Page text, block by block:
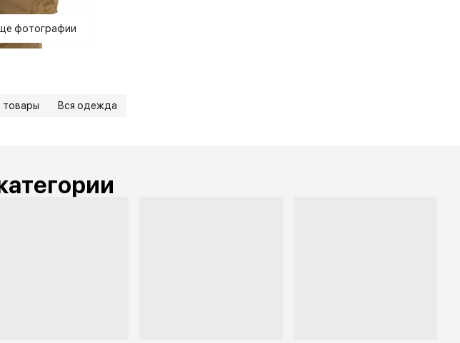
фотографии
товары Вся одежда